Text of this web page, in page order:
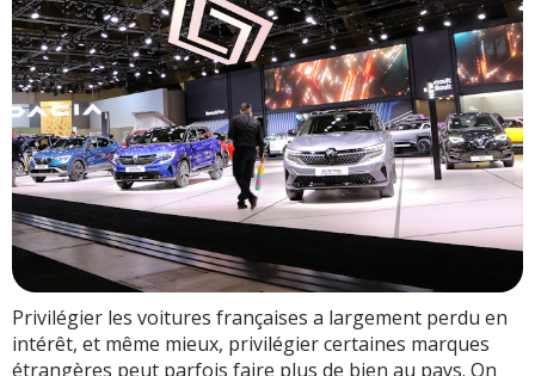
Privilégier les voitures françaises a largement perdu en
intérêt, et même mieux, privilégier certaines marques
étrangères peut parfois faire plus de bien au pays. On